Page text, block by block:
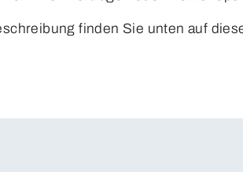
finden Sie unten auf